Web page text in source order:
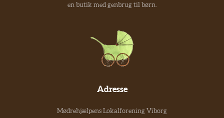
en butik med genbrug til børn.
Adresse
Mødrehjælpens Lokalforening Viborg